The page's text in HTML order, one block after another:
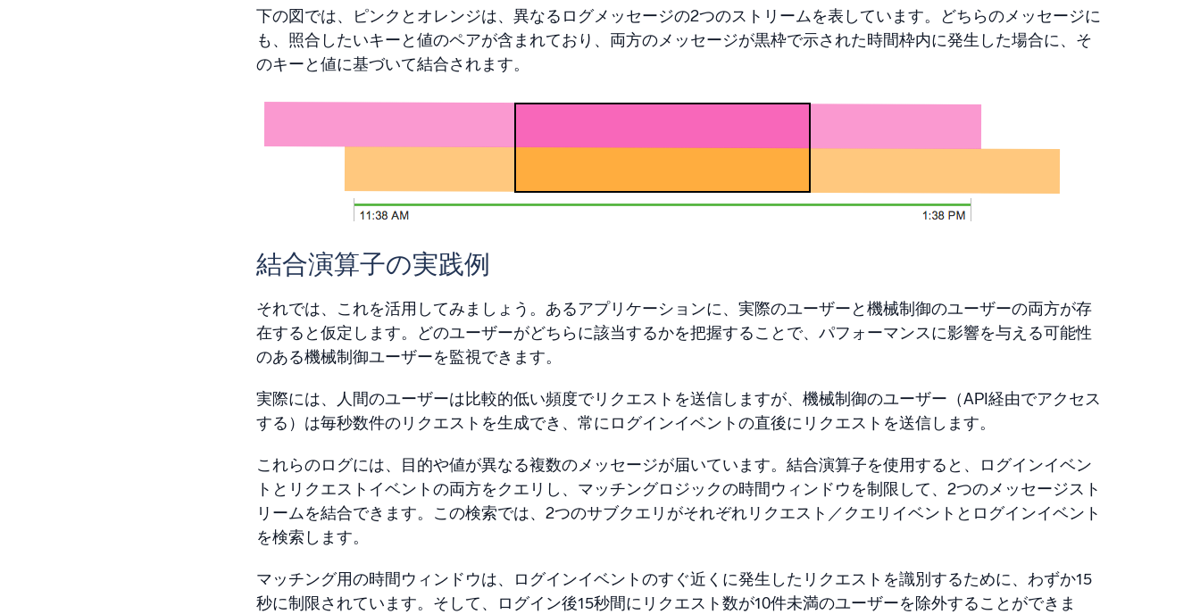
下の図では、ピンクとオレンジは、異なるログメッセージの2つのストリームを表しています。どちらのメッセージに
も、照合したいキーと値のペアが含まれており、両方のメッセージが黒枠で示された時間枠内に発生した場合に、そ
のキーと値に基づいて結合されます。
結合演算子の実践例
それでは、これを活用してみましょう。あるアプリケーションに、実際のユーザーと機械制御のユーザーの両方が存
在すると仮定します。どのユーザーがどちらに該当するかを把握することで、パフォーマンスに影響を与える可能性
のある機械制御ユーザーを監視できます。
実際には、人間のユーザーは比較的低い頻度でリクエストを送信しますが、機械制御のユーザー（API経由でアクセス
する）は毎秒数件のリクエストを生成でき、常にログインイベントの直後にリクエストを送信します。
これらのログには、目的や値が異なる複数のメッセージが届いています。結合演算子を使用すると、ログインイベン
トとリクエストイベントの両方をクエリし、マッチングロジックの時間ウィンドウを制限して、2つのメッセージスト
リームを結合できます。この検索では、2つのサブクエリがそれぞれリクエスト／クエリイベントとログインイベント
を検索します。
マッチング用の時間ウィンドウは、ログインイベントのすぐ近くに発生したリクエストを識別するために、わずか15
秒に制限されています。そして、ログイン後15秒間にリクエスト数が10件未満のユーザーを除外することができま